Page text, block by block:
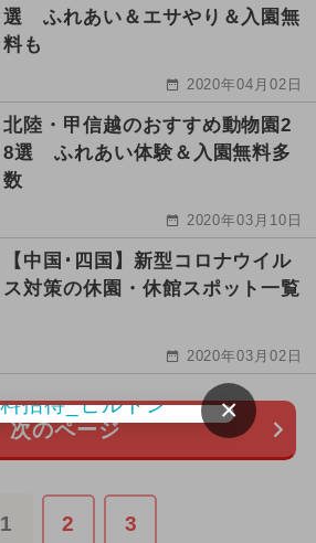
選 ふれあい＆エサやり＆入園無
料も
2020年04月02日
北陸・甲信越のおすすめ動物園2
8選 ふれあい体験＆入園無料多
数
2020年03月10日
【中国･四国】新型コロナウイル
ス対策の休園・休館スポット一覧
2020年03月02日
次のページ
1 2 3
×